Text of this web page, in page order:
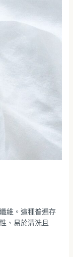
維。這種普遍存
、易於清洗且